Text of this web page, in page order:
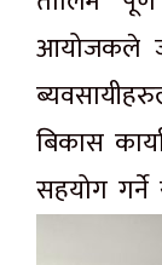
आयोजकले
बिकास
सहयोग